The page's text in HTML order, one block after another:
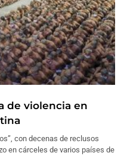
de violencia en
con decenas de reclusos
en cárceles de varios países de